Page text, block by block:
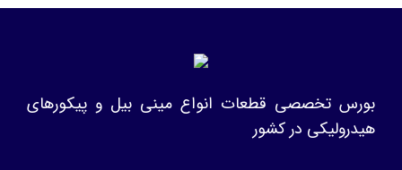
بورس تخصصی قطعات انواع مینی بیل و پیکورهای
هیدرولیکی در کشور